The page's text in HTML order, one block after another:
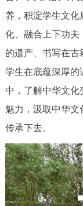
养，积淀学生文
化、融合上下功夫
的遗产、书写在古
学生在底蕴深厚的
中，了解中华文
魅力，汲取中华
传承下去。